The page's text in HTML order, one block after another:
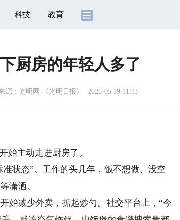
科技 教育
下厨房的年轻人多了
源： 光明网-《光明日报》 2026-05-19 11:13
主动走进厨房了。
状态”。工作的头几年，饭不想做、没空
潇洒。
减少外卖，掂起炒勺。社交平台上，“今